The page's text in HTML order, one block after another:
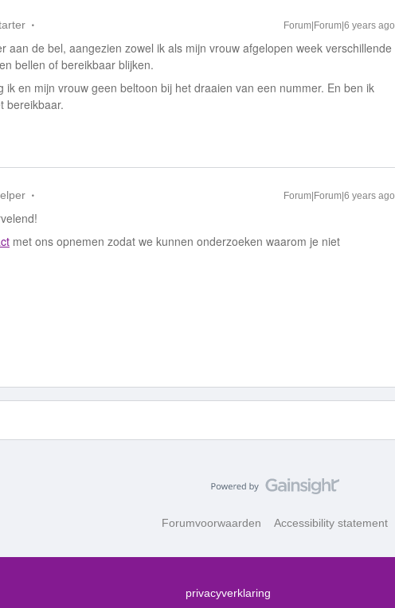
Forum|Forum|6 years ago
aan de bel, aangezien zowel ik als mijn vrouw afgelopen week verschillende
bellen of bereikbaar blijken.
ik en mijn vrouw geen beltoon bij het draaien van een nummer. En ben ik
bereikbaar.
Forum|Forum|6 years ago
met ons opnemen zodat we kunnen onderzoeken waarom je niet
Forumvoorwaarden Accessibility statement
privacyverklaring